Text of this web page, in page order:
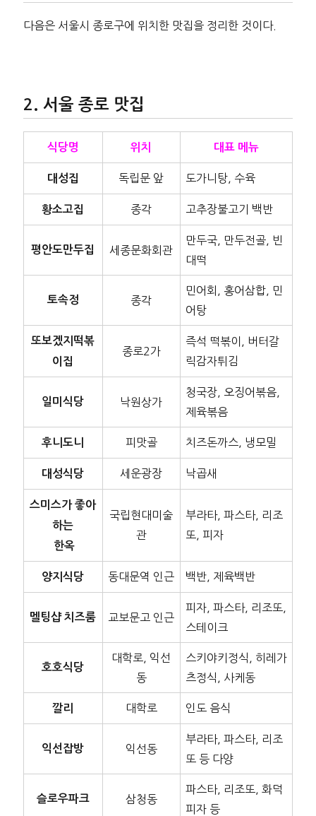
다음은 서울시 종로구에 위치한 맛집을 정리한 것이다.
서울 종로 맛집
식당명 위치 대표 메뉴
대성집 독립문 앞 도가니탕, 수육
황소고집 종각 고추장불고기 백반
평안도만두집 세종문화회관
만두국, 만두전골, 빈
대떡
토속정 종각
민어회, 홍어삼합, 민
어탕
또보겠지떡볶
이집
종로2가
즉석 떡볶이, 버터갈
릭감자튀김
일미식당 낙원상가
청국장, 오징어볶음,
제육볶음
후니도니 피맛골 치즈돈까스, 냉모밀
대성식당 세운광장 낙곱새
스미스가 좋아
하는
한옥
국립현대미술
관
부라타, 파스타, 리조
또, 피자
양지식당 동대문역 인근 백반, 제육백반
멜팅샵 치즈룸 교보문고 인근
피자, 파스타, 리조또,
스테이크
호호식당
대학로, 익선
동
스키야키정식, 히레가
츠정식, 사케동
깔리 대학로 인도 음식
익선잡방 익선동
부라타, 파스타, 리조
또 등 다양
슬로우파크 삼청동
파스타, 리조또, 화덕
피자 등